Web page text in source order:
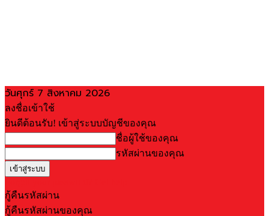
วันศุกร์ 7 สิงหาคม 2026
ลงชื่อเข้าใช้
ยินดีต้อนรับ! เข้าสู่ระบบบัญชีของคุณ
ชื่อผู้ใช้ของคุณ
รหัสผ่านของคุณ
กู้คืนรหัสผ่าน
กู้คืนรหัสผ่านของคุณ